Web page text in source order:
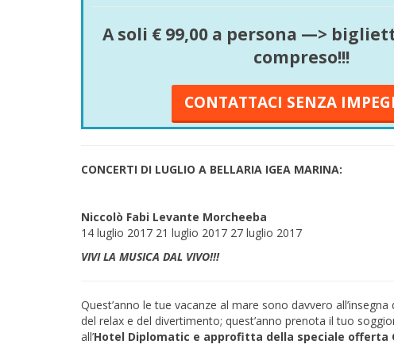
A soli € 99,00 a persona —>
compreso!!!
CONTATTACI SENZA
CONCERTI DI LUGLIO A BELLARIA IGEA MARINA:
Niccolò Fabi Levante Morcheeba
14 luglio 2017 21 luglio 2017 27 luglio 2017
VIVI LA MUSICA DAL VIVO!!!
Quest’anno le tue vacanze al mare sono davvero
del relax e del divertimento; quest’anno prenota il tuo
all’Hotel Diplomatic e approfitta della speciale offerta